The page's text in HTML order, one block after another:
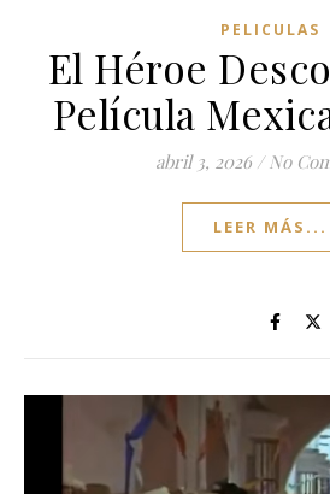
PELICULAS
El Héroe
Película
abril 3, 2026 / No
LEER MÁS...